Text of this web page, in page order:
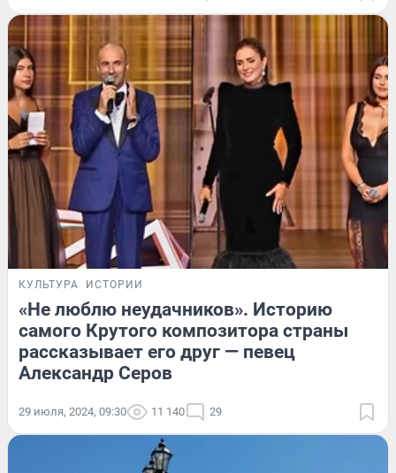
КУЛЬТУРА ИСТОРИИ
«Не люблю неудачников». Историю
самого Крутого композитора страны
рассказывает его друг — певец
Александр Серов
29 июля, 2024, 09:30 11 140 29